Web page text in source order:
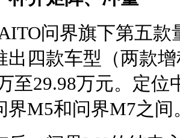
问界旗下第五款
出四款车型（两款
至29.98万元。定
界M5和问界M7之间